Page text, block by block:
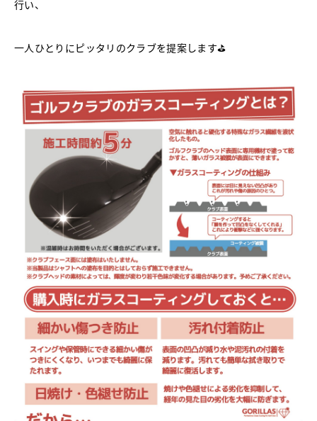
行い、
一人ひとりにピッタリのクラブを提案します⛳